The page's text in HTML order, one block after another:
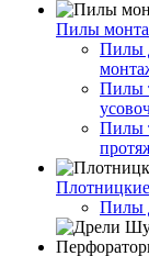
Пилы
Пилы
Пилы
Пилы
Пилы